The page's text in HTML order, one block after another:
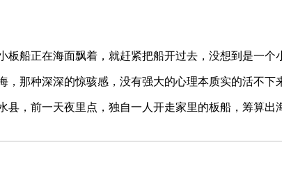
正在海面飘着，就赶紧把船开过去，没想到是一个
种深深的惊骇感，没有强大的心理本质实的活不下
，前一天夜里点，独自一人开走家里的板船，筹算出